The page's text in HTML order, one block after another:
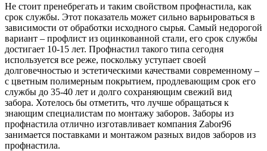
Не стоит пренебрегать и таким свойством профнастила, как
срок службы. Этот показатель может сильно варьироваться в
зависимости от обработки исходного сырья. Самый недорогой
вариант – профлист из оцинкованной стали, его срок службы
достигает 10-15 лет. Профнастил такого типа сегодня
используется все реже, поскольку уступает своей
долговечностью и эстетическими качествами современному –
с цветным полимерным покрытием, продлевающим срок его
службы до 35-40 лет и долго сохраняющим свежий вид
забора. Хотелось бы отметить, что лучше обращаться к
знающим специалистам по монтажу заборов. Заборы из
профнастила отлично изготавливает компания Zabor96
занимается поставками и монтажом разных видов заборов из
профнастила.